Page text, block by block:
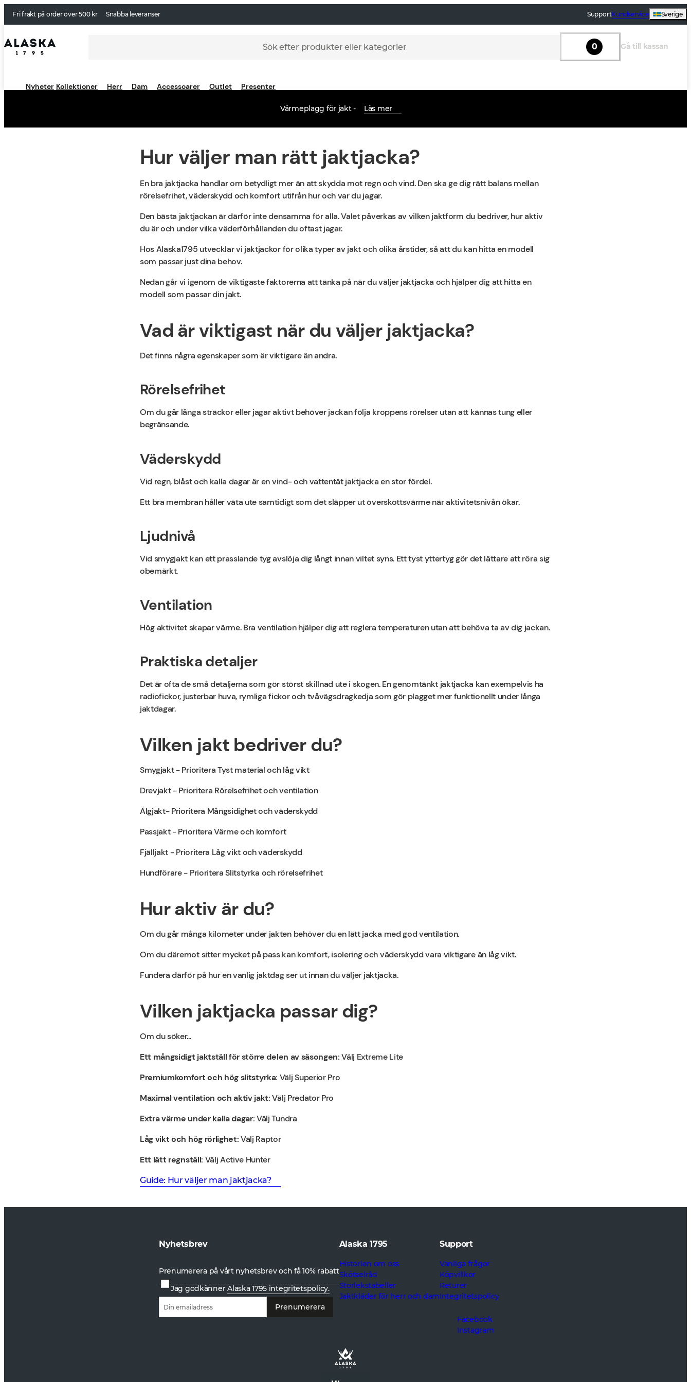
Fri frakt på order över 500 kr Snabba leveranser SupportKundservice Sverige
Sök efter produkter eller kategorier 0 Gå till kassan
Nyheter Kollektioner Herr Dam Accessoarer Outlet Presenter
Värmeplagg för jakt - Läs mer
Hur väljer man rätt jaktjacka?
En bra jaktjacka handlar om betydligt mer än att skydda mot regn och vind. Den ska ge dig rätt balans mellan
rörelsefrihet, väderskydd och komfort utifrån hur och var du jagar.
Den bästa jaktjackan är därför inte densamma för alla. Valet påverkas av vilken jaktform du bedriver, hur aktiv
du är och under vilka väderförhållanden du oftast jagar.
Hos Alaska1795 utvecklar vi jaktjackor för olika typer av jakt och olika årstider, så att du kan hitta en modell
som passar just dina behov.
Nedan går vi igenom de viktigaste faktorerna att tänka på när du väljer jaktjacka och hjälper dig att hitta en
modell som passar din jakt.
Vad är viktigast när du väljer jaktjacka?
Det finns några egenskaper som är viktigare än andra.
Rörelsefrihet
Om du går långa sträckor eller jagar aktivt behöver jackan följa kroppens rörelser utan att kännas tung eller
begränsande.
Väderskydd
Vid regn, blåst och kalla dagar är en vind- och vattentät jaktjacka en stor fördel.
Ett bra membran håller väta ute samtidigt som det släpper ut överskottsvärme när aktivitetsnivån ökar.
Ljudnivå
Vid smygjakt kan ett prasslande tyg avslöja dig långt innan viltet syns. Ett tyst yttertyg gör det lättare att röra sig
obemärkt.
Ventilation
Hög aktivitet skapar värme. Bra ventilation hjälper dig att reglera temperaturen utan att behöva ta av dig jackan.
Praktiska detaljer
Det är ofta de små detaljerna som gör störst skillnad ute i skogen. En genomtänkt jaktjacka kan exempelvis ha
radiofickor, justerbar huva, rymliga fickor och tvåvägsdragkedja som gör plagget mer funktionellt under långa
jaktdagar.
Vilken jakt bedriver du?
Smygjakt - Prioritera Tyst material och låg vikt
Drevjakt - Prioritera Rörelsefrihet och ventilation
Älgjakt- Prioritera Mångsidighet och väderskydd
Passjakt - Prioritera Värme och komfort
Fjälljakt - Prioritera Låg vikt och väderskydd
Hundförare - Prioritera Slitstyrka och rörelsefrihet
Hur aktiv är du?
Om du går många kilometer under jakten behöver du en lätt jacka med god ventilation.
Om du däremot sitter mycket på pass kan komfort, isolering och väderskydd vara viktigare än låg vikt.
Fundera därför på hur en vanlig jaktdag ser ut innan du väljer jaktjacka.
Vilken jaktjacka passar dig?
Om du söker...
Ett mångsidigt jaktställ för större delen av säsongen:Välj Extreme Lite
Premiumkomfort och hög slitstyrka: Välj Superior Pro
Maximal ventilation och aktiv jakt:Välj Predator Pro
Extra värme under kalla dagar:Välj Tundra
Låg vikt och hög rörlighet:Välj Raptor
Ett lätt regnställ: Välj Active Hunter
Guide: Hur väljer man jaktjacka?
Nyhetsbrev
Prenumerera på vårt nyhetsbrev och få 10% rabatt
Jag godkännerAlaska 1795 integritetspolicy.
Prenumerera
Alaska 1795
Historien om oss
Skötselråd
Storlekstabeller
Jaktkläder för herr och dam
Support
Vanliga frågor
Köpvillkor
Returer
Integritetspolicy
Facebook
Instagram